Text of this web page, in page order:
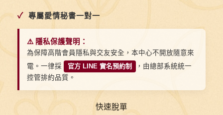
✓ 專屬愛情秘書一對一
⚠️ 隱私保護聲明：
為保障高階會員隱私與交友安全，本中心不開放隨意來
電。一律採
官方 LINE 實名預約制
，由總部系統統一
控管排約品質。
快速脫單